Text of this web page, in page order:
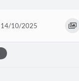
14/10/2025